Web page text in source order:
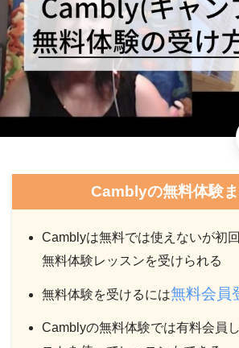
Camblyの無料体験
Camblyは無料では使えないが初
無料体験レッスンを受けられる
無料体験を受けるには無料会員
Camblyの無料体験では有料会員